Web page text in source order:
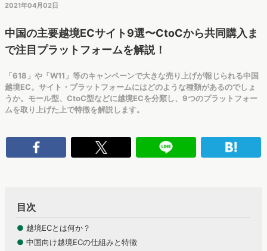
2021年04月02日
中国の主要越境ECサイト9選〜CtoCから共同購入ま
で注目プラットフォームを解説！
「618」や「W11」等のキャンペーンで大きな売り上げが報じられる中国
越境EC。サイト・プラットフォームにはどのような種類があるのでしょ
うか。モール型、CtoC型などに越境ECを分類し、9つのプラットフォー
ムを取り上げた上で特徴を解説します。
目次
● 越境ECとは何か？
● 中国向け越境ECの仕組みと特徴